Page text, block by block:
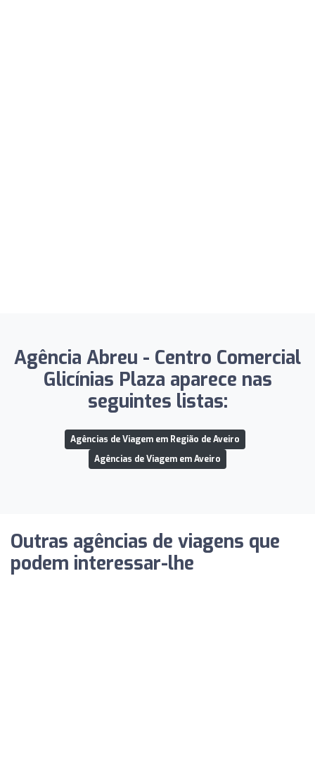
Agência Abreu - Centro Comercial
Glicínias Plaza aparece nas
seguintes listas:
Agências de Viagem em Região de Aveiro
Agências de Viagem em Aveiro
Outras agências de viagens que
podem interessar-lhe